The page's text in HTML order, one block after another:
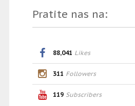
Pratite nas na:
88,041 Likes
311 Followers
119 Subscribers